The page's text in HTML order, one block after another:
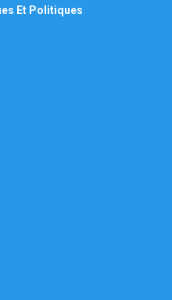
Et Politiques